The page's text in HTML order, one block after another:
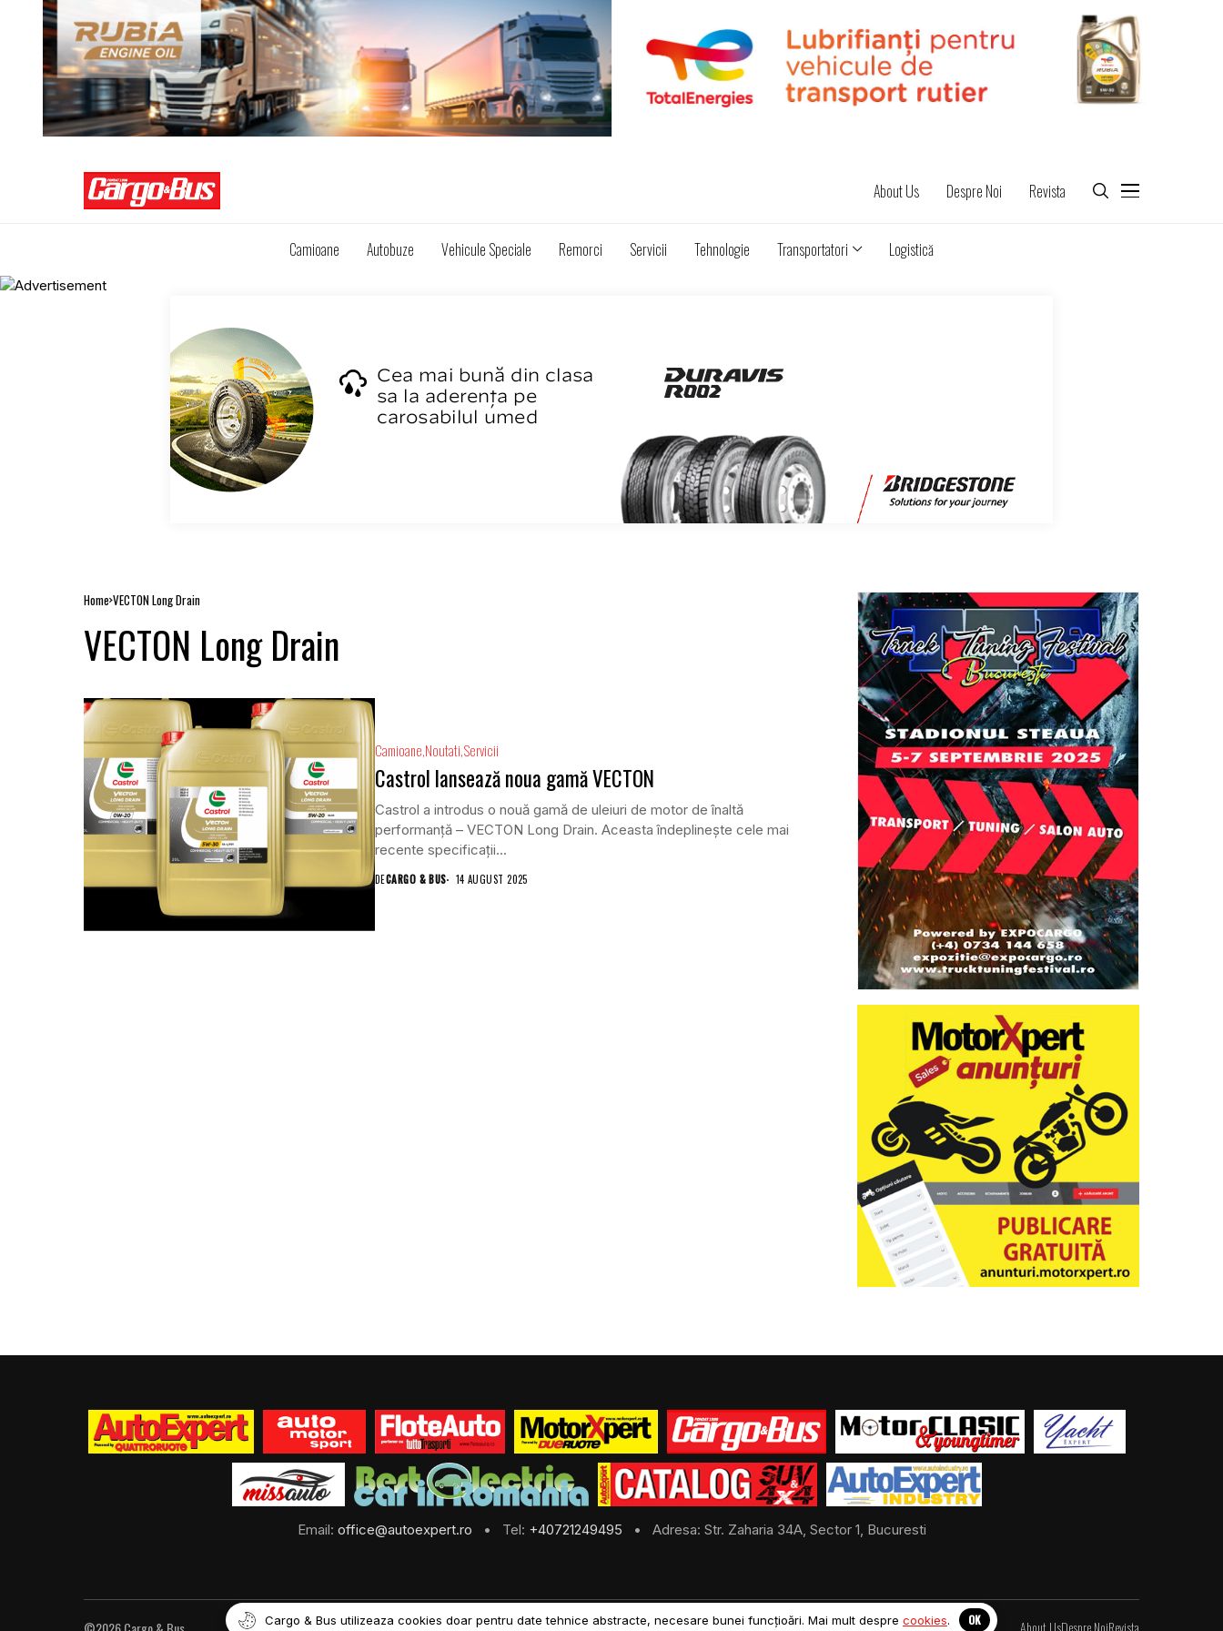
About Us Despre Noi Revista
Camioane Autobuze Vehicule Speciale Remorci Servicii Tehnologie Transportatori Logistică
Home VECTON Long Drain
VECTON Long Drain
Camioane Noutati Servicii
Castrol lansează noua gamă VECTON
Castrol a introdus o nouă gamă de uleiuri de motor de înaltă
performanță – VECTON Long Drain. Aceasta îndeplinește cele mai
recente specificații...
DECARGO & BUS 14 AUGUST 2025
Email: office@autoexpert.ro • Tel: +40721249495 • Adresa: Str. Zaharia 34A, Sector 1, Bucuresti
About UsDespre NoiRevista
Cargo & Bus utilizeaza cookies doar pentru date tehnice abstracte, necesare bunei funcțioări. Mai mult despre cookies. OK